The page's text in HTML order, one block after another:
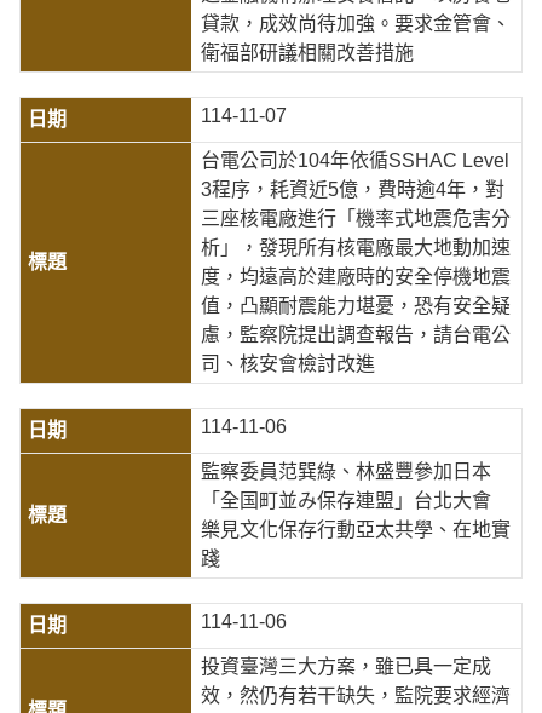
貸款，成效尚待加強。要求金管會、
衛福部研議相關改善措施
114-11-07
台電公司於104年依循SSHAC Level
3程序，耗資近5億，費時逾4年，對
三座核電廠進行「機率式地震危害分
析」，發現所有核電廠最大地動加速
度，均遠高於建廠時的安全停機地震
值，凸顯耐震能力堪憂，恐有安全疑
慮，監察院提出調查報告，請台電公
司、核安會檢討改進
114-11-06
監察委員范巽綠、林盛豐參加日本
「全国町並み保存連盟」台北大會
樂見文化保存行動亞太共學、在地實
踐
114-11-06
投資臺灣三大方案，雖已具一定成
效，然仍有若干缺失，監院要求經濟